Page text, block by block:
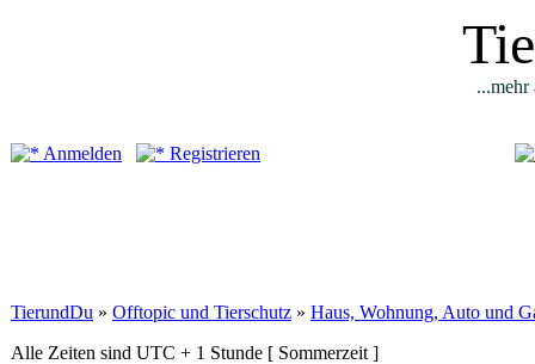
...mehr
Anmelden Registrieren
TierundDu » Offtopic und Tierschutz » Haus, Wohnung, Auto und
Alle Zeiten sind UTC + 1 Stunde [ Sommerzeit ]